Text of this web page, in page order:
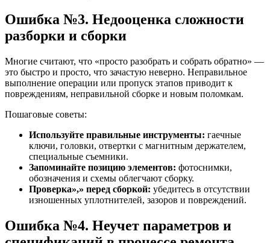
Ошибка №3. Недооценка сложности
разборки и сборки
Многие считают, что «просто разобрать и собрать обратно» —
это быстро и просто, что зачастую неверно. Неправильное
выполнение операции или пропуск этапов приводит к
повреждениям, неправильной сборке и новым поломкам.
Пошаговые советы:
Используйте правильные инструменты: гаечные
ключи, головки, отвертки с магнитным держателем,
специальные съемники.
Запоминайте позицию элементов: фотоснимки,
обозначения и схемы облегчают сборку.
Проверка»,» перед сборкой: убедитесь в отсутствии
изношенных уплотнителей, зазоров и повреждений.
Ошибка №4. Неучет параметров и